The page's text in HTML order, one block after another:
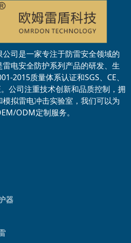
司是一家专注于防雷安全领域的
电安全防护系列产品的研发、生
2015质量体系认证和SGS、CE、
公司注重技术创新和品质控制，拥
拟雷电冲击实验室，我们可以为
ODM定制服务。
器